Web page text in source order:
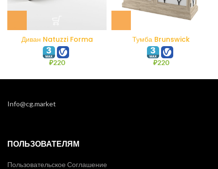
Диван Natuzzi Forma
₽220
Тумба Brunswick
₽220
Info@cg.market
ПОЛЬЗОВАТЕЛЯМ
Пользовательское Соглашение